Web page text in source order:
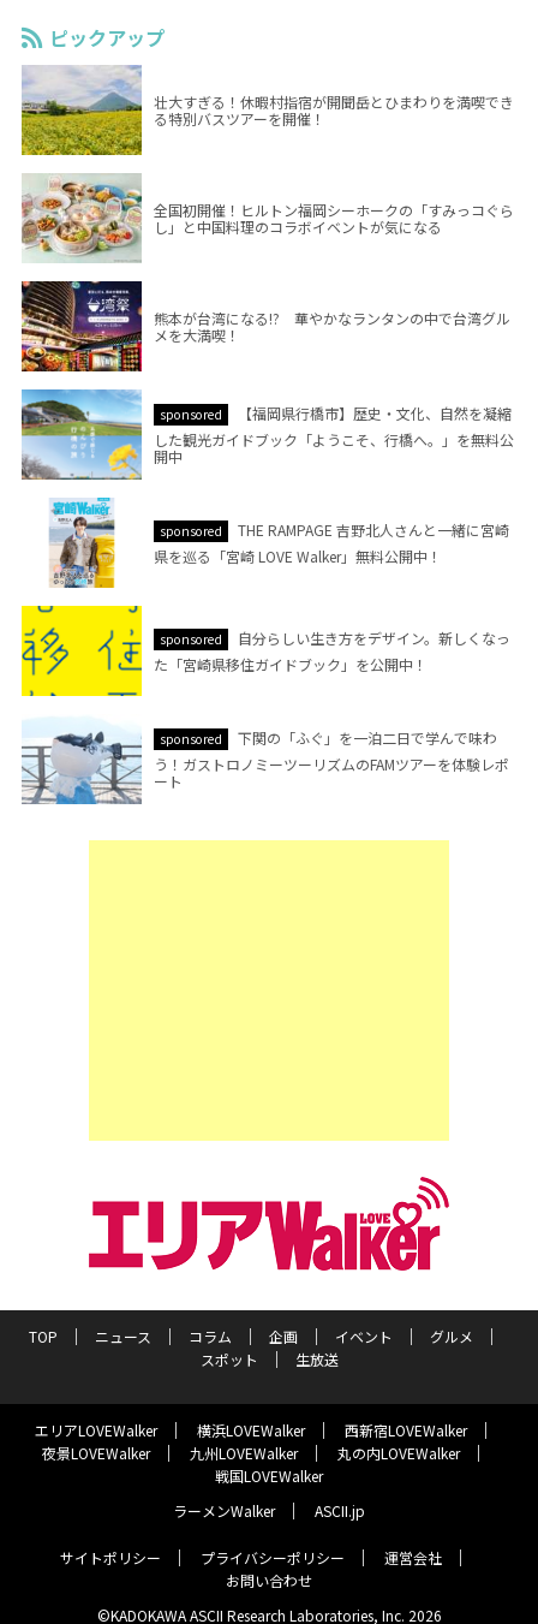
ピックアップ
壮大すぎる！休暇村指宿が開聞岳とひまわりを満喫でき
る特別バスツアーを開催！
全国初開催！ヒルトン福岡シーホークの「すみっコぐら
し」と中国料理のコラボイベントが気になる
熊本が台湾になる!? 華やかなランタンの中で台湾グル
メを大満喫！
sponsored
【福岡県行橋市】歴史・文化、自然を凝縮
した観光ガイドブック「ようこそ、行橋へ。」を無料公
開中
sponsored
THE RAMPAGE 吉野北人さんと一緒に宮崎
県を巡る「宮崎 LOVE Walker」無料公開中！
sponsored
自分らしい生き方をデザイン。新しくなっ
た「宮崎県移住ガイドブック」を公開中！
sponsored
下関の「ふぐ」を一泊二日で学んで味わ
う！ガストロノミーツーリズムのFAMツアーを体験レポ
ート
TOP ニュース コラム 企画 イベント
グルメ
スポット
生放送
エリアLOVEWalker 横浜LOVEWalker
西新宿LOVEWalker
夜景LOVEWalker
九州LOVEWalker
丸の内LOVEWalker
戦国LOVEWalker
ラーメンWalker
ASCII.jp
サイトポリシー プライバシーポリシー
運営会社
お問い合わせ
©KADOKAWA ASCII Research Laboratories, Inc. 2026